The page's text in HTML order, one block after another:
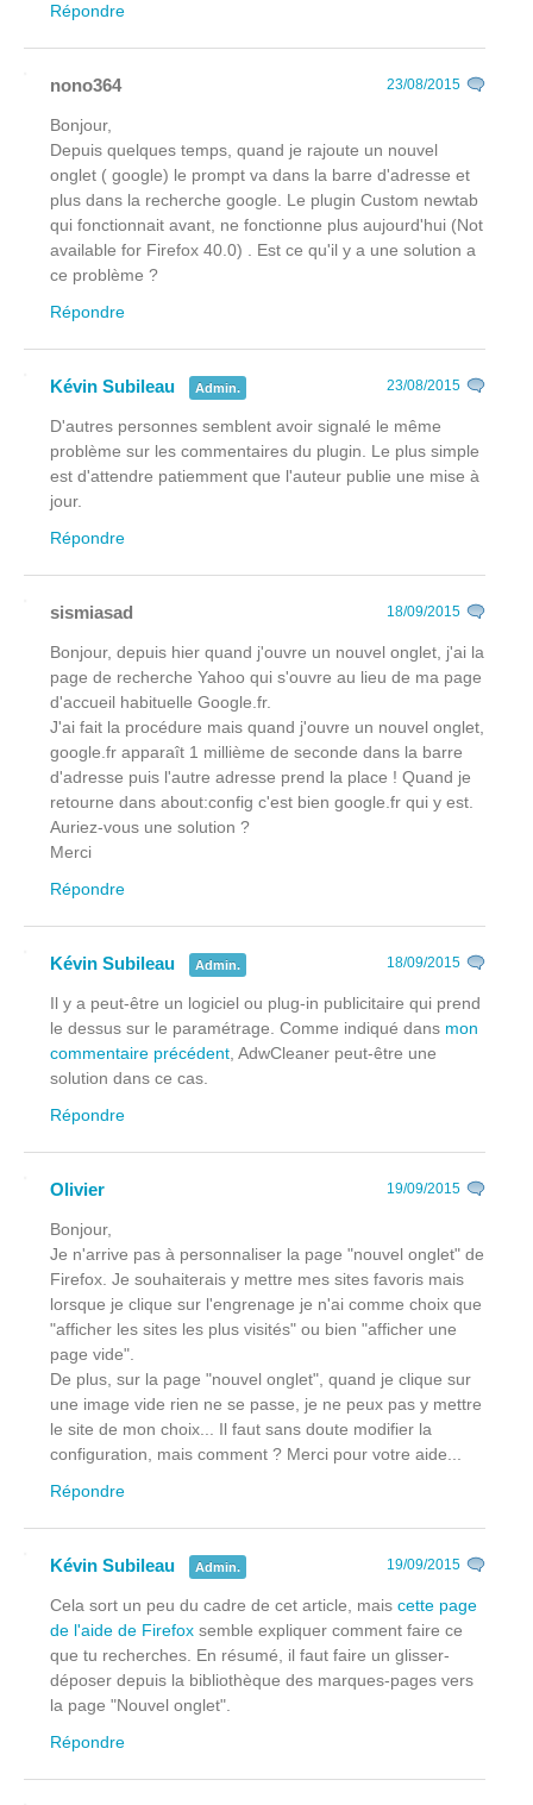
Répondre
nono364 23/08/2015
Bonjour,
Depuis quelques temps, quand je rajoute un nouvel
onglet ( google) le prompt va dans la barre d'adresse et
plus dans la recherche google. Le plugin Custom newtab
qui fonctionnait avant, ne fonctionne plus aujourd'hui (Not
available for Firefox 40.0) . Est ce qu'il y a une solution a
ce problème ?
Répondre
Kévin Subileau Admin. 23/08/2015
D'autres personnes semblent avoir signalé le même
problème sur les commentaires du plugin. Le plus simple
est d'attendre patiemment que l'auteur publie une mise à
jour.
Répondre
sismiasad 18/09/2015
Bonjour, depuis hier quand j'ouvre un nouvel onglet, j'ai la
page de recherche Yahoo qui s'ouvre au lieu de ma page
d'accueil habituelle Google.fr.
J'ai fait la procédure mais quand j'ouvre un nouvel onglet,
google.fr apparaît 1 millième de seconde dans la barre
d'adresse puis l'autre adresse prend la place ! Quand je
retourne dans about:config c'est bien google.fr qui y est.
Auriez-vous une solution ?
Merci
Répondre
Kévin Subileau Admin. 18/09/2015
Il y a peut-être un logiciel ou plug-in publicitaire qui prend
le dessus sur le paramétrage. Comme indiqué dans mon
commentaire précédent, AdwCleaner peut-être une
solution dans ce cas.
Répondre
Olivier 19/09/2015
Bonjour,
Je n'arrive pas à personnaliser la page "nouvel onglet" de
Firefox. Je souhaiterais y mettre mes sites favoris mais
lorsque je clique sur l'engrenage je n'ai comme choix que
"afficher les sites les plus visités" ou bien "afficher une
page vide".
De plus, sur la page "nouvel onglet", quand je clique sur
une image vide rien ne se passe, je ne peux pas y mettre
le site de mon choix... Il faut sans doute modifier la
configuration, mais comment ? Merci pour votre aide...
Répondre
Kévin Subileau Admin. 19/09/2015
Cela sort un peu du cadre de cet article, mais cette page
de l'aide de Firefox semble expliquer comment faire ce
que tu recherches. En résumé, il faut faire un glisser-
déposer depuis la bibliothèque des marques-pages vers
la page "Nouvel onglet".
Répondre